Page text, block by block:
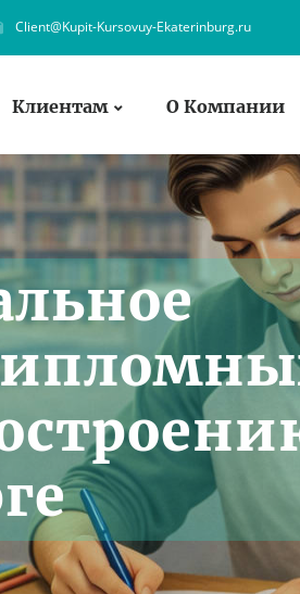
Client@Kupit-Kursovuy-Ekaterinburg.ru
Клиентам О Компании